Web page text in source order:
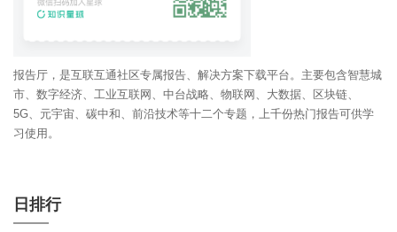
报告厅，是互联互通社区专属报告、解决方案下载平台。主要包含智慧城
市、数字经济、工业互联网、中台战略、物联网、大数据、区块链、
5G、元宇宙、碳中和、前沿技术等十二个专题，上千份热门报告可供学
习使用。
日排行